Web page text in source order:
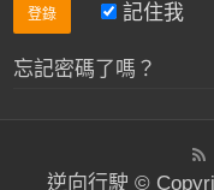
記住我
忘記密碼了嗎？
逆向行駛 ©